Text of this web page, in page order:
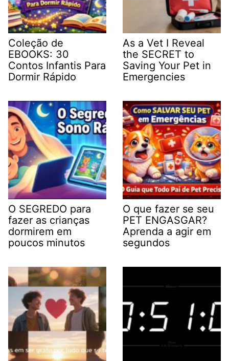
Coleção de
EBOOKS: 30
Contos Infantis Para
Dormir Rápido
As a Vet I Reveal
the SECRET to
Saving Your Pet in
Emergencies
O SEGREDO para
fazer as crianças
dormirem em
poucos minutos
O que fazer se seu
PET ENGASGAR?
Aprenda a agir em
segundos